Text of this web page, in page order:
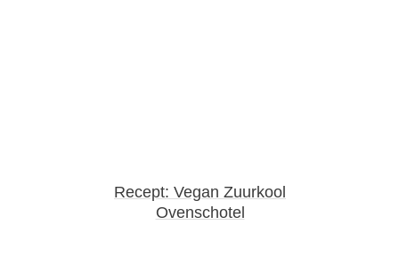
Recept: Vegan Zuurkool
Ovenschotel